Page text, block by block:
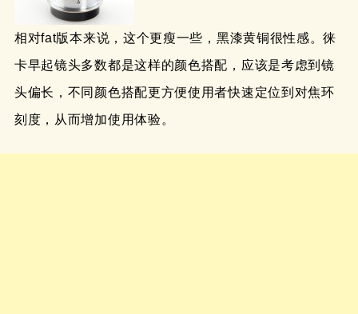
相对fat版本来说，这个更瘦一些，黑漆黄铜很性感。徕
卡早起镜头多数都是这样的颜色搭配，应该是考虑到镜
头偏长，不同颜色搭配更方便使用者快速定位到对焦环
刻度，从而增加使用体验。